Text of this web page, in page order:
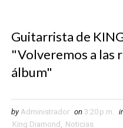
Guitarrista de
"Volveremos a las
álbum"
by Administrador on 3:20 p.m.
King Diamond , Noticias